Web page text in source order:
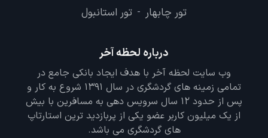
تور چابهار - تور استانبول
درباره لحظه آخر
وب سایت لحظه آخر با هدف ایجاد بانکی جامع در
تمامی زمینه های گردشگری در سال 1391 شروع به کار و
پس از حدود 12 سال سرویس دهی به مسافرین با بیش
از یک میلیون کاربر عضو یکی از پربازدید ترین استارتاپ
های گردشگری می باشد.